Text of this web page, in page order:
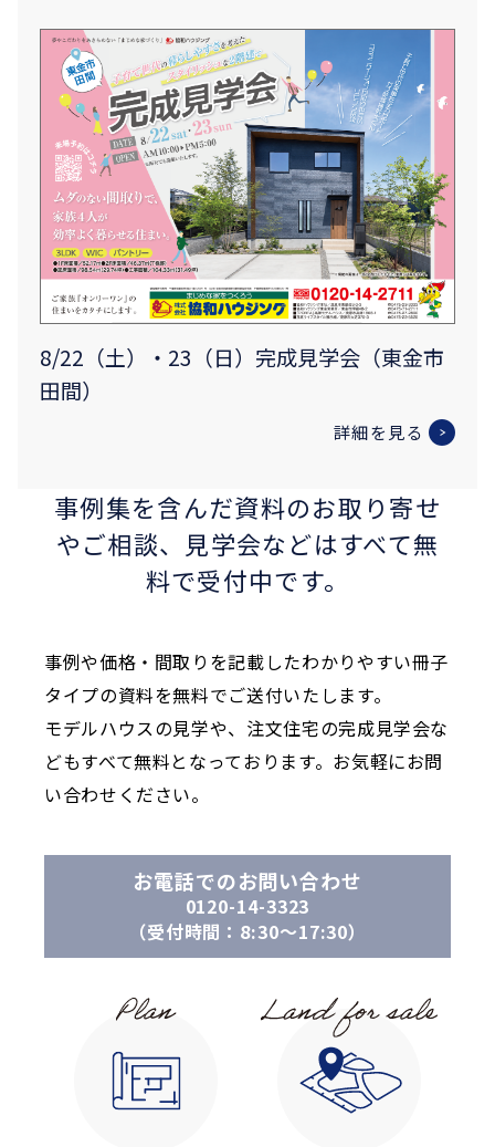
8/22（土）・23（日）完成見学会（東金市
田間）
詳細を見る
事例集を含んだ資料のお取り寄せ
やご相談、
見学会などはすべて無
料で受付中です。
事例や価格・間取りを記載したわかりやすい冊子
タイプの資料を無料でご送付いたします。
モデルハウスの見学や、注文住宅の完成見学会な
どもすべて無料となっております。お気軽にお問
い合わせください。
お電話でのお問い合わせ
0120-14-3323
（受付時間：8:30〜17:30）